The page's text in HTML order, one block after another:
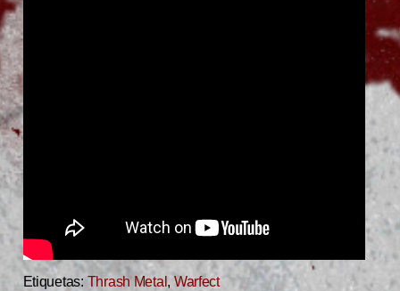
Etiquetas: Thrash Metal , Warfect